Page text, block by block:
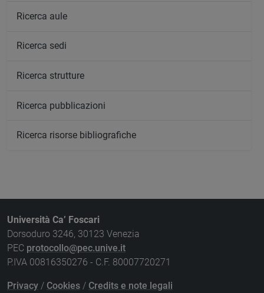
Ricerca aule
Ricerca sedi
Ricerca strutture
Ricerca pubblicazioni
Ricerca risorse bibliografiche
Università Ca’ Foscari
Dorsoduro 3246, 30123 Venezia
PEC protocollo@pec.unive.it
P.IVA 00816350276 - C.F. 80007720271
Privacy / Cookies / Credits e note legali